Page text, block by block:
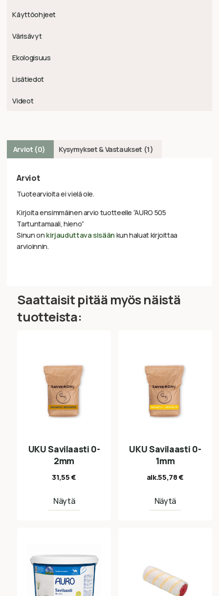
Käyttöohjeet
Värisävyt
Ekologisuus
Lisätiedot
Videot
Arviot (0) Kysymykset & Vastaukset (1)
Arviot
Tuotearvioita ei vielä ole.
Kirjoita ensimmäinen arvio tuotteelle “AURO 505
Tartuntamaali, hieno”
Sinun on kirjauduttava sisään kun haluat kirjoittaa
arvioinnin.
Saattaisit pitää myös näistä
tuotteista:
UKU Savilaasti 0-
2mm
31,55€
Näytä
UKU Savilaasti 0-
1mm
alk.55,78€
Näytä